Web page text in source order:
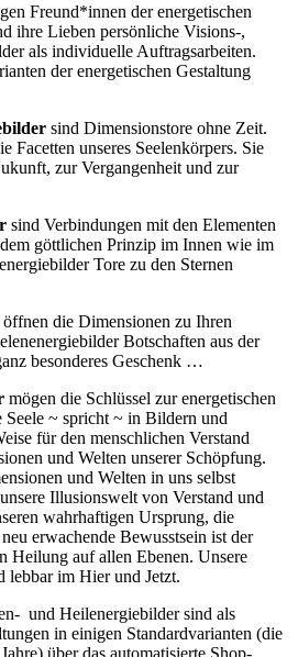
Freund*innen der energetischen
ihre Lieben persönliche Visions-,
als individuelle Auftragsarbeiten.
der energetischen Gestaltung
sind Dimensionstore ohne Zeit.
Facetten unseres Seelenkörpers. Sie
zur Vergangenheit und zur
sind Verbindungen mit den Elementen
göttlichen Prinzip im Innen wie im
Tore zu den Sternen
öffnen die Dimensionen zu Ihren
Botschaften aus der
besonderes Geschenk …
mögen die Schlüssel zur energetischen
Seele ~ spricht ~ in Bildern und
für den menschlichen Verstand
und Welten unserer Schöpfung.
und Welten in uns selbst
Illusionswelt von Verstand und
wahrhaftigen Ursprung, die
erwachende Bewusstsein ist der
Heilung auf allen Ebenen. Unsere
lebbar im Hier und Jetzt.
und Heilenergiebilder sind als
in einigen Standardvarianten (die
über das automatisierte Shop-